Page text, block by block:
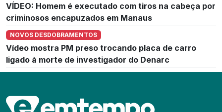
VÍDEO: Homem é executado com tiros na cabeça por
criminosos encapuzados em Manaus
NOVOS DESDOBRAMENTOS
Vídeo mostra PM preso trocando placa de carro
ligado à morte de investigador do Denarc